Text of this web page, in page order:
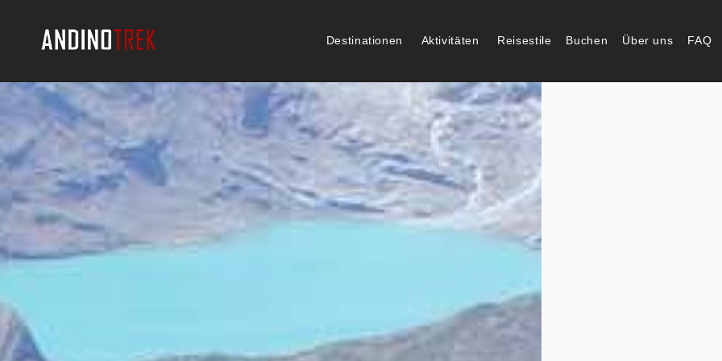
Destinationen Aktivitäten Reisestile Buchen Über uns FAQ